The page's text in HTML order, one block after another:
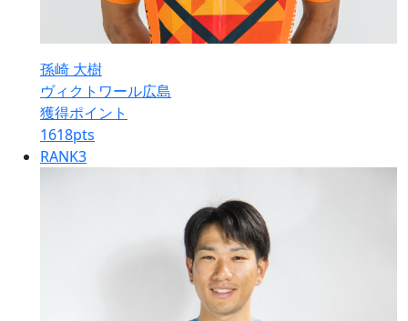
孫崎 大樹
ヴィクトワール広島
獲得ポイント
1618pts
RANK3